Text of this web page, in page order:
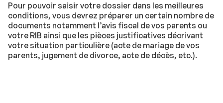
Pour pouvoir saisir votre dossier dans les meilleures
conditions, vous devrez préparer un certain nombre de
documents notamment l’avis fiscal de vos parents ou
votre RIB ainsi que les pièces justificatives décrivant
votre situation particulière (acte de mariage de vos
parents, jugement de divorce, acte de décès, etc.).